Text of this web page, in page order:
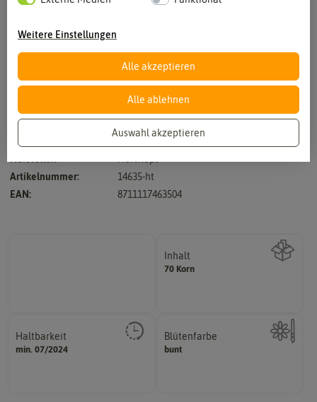
Vergrößern durch berühren
Artikelnummer:
14635-ht
EAN:
8711117463504
Inhalt
70 KornWie viel ist enthalten
Haltbarkeit
min. 07/2024
und Pflanzgut sehr gut keimen
sollte.
Blütenfarbe
bunt
Kann auch mehrfarbig sein.
Weitere Einstellungen
Alle akzeptieren
Alle ablehnen
Auswahl akzeptieren